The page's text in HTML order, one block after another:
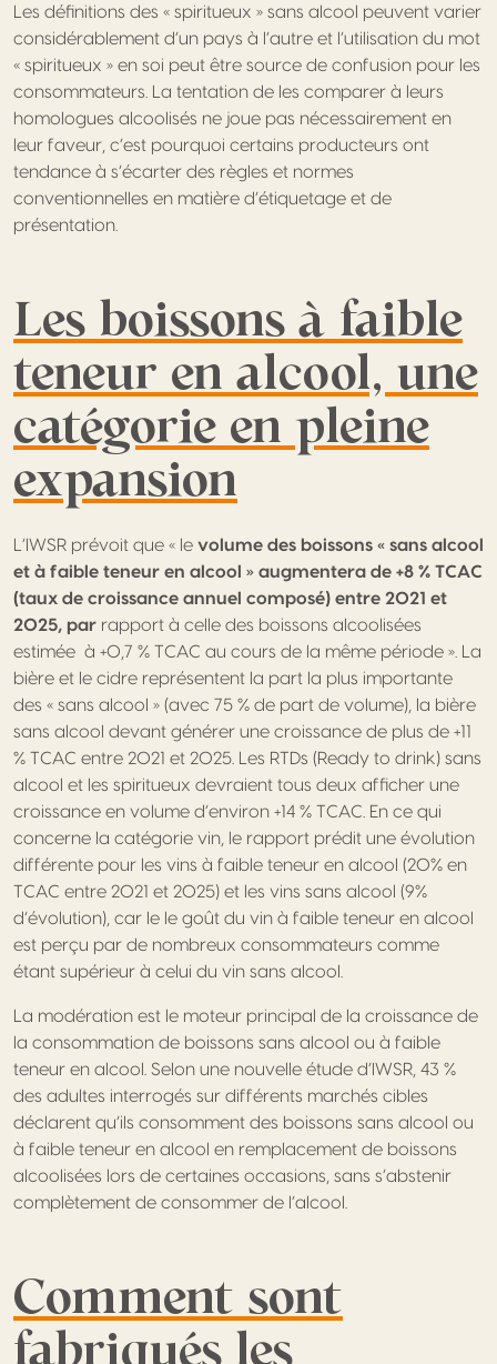
Les définitions des « spiritueux » sans alcool peuvent varier
considérablement d’un pays à l’autre et l’utilisation du mot
« spiritueux » en soi peut être source de confusion pour les
consommateurs. La tentation de les comparer à leurs
homologues alcoolisés ne joue pas nécessairement en
leur faveur, c’est pourquoi certains producteurs ont
tendance à s’écarter des règles et normes
conventionnelles en matière d’étiquetage et de
présentation.
Les boissons à faible
teneur en alcool, une
catégorie en pleine
expansion
L’IWSR prévoit que « le volume des boissons « sans alcool
et à faible teneur en alcool » augmentera de +8 % TCAC
(taux de croissance annuel composé) entre 2021 et
2025, par rapport à celle des boissons alcoolisées
estimée à +0,7 % TCAC au cours de la même période ». La
bière et le cidre représentent la part la plus importante
des « sans alcool » (avec 75 % de part de volume), la bière
sans alcool devant générer une croissance de plus de +11
% TCAC entre 2021 et 2025. Les RTDs (Ready to drink) sans
alcool et les spiritueux devraient tous deux afficher une
croissance en volume d’environ +14 % TCAC. En ce qui
concerne la catégorie vin, le rapport prédit une évolution
différente pour les vins à faible teneur en alcool (20% en
TCAC entre 2021 et 2025) et les vins sans alcool (9%
d’évolution), car le le goût du vin à faible teneur en alcool
est perçu par de nombreux consommateurs comme
étant supérieur à celui du vin sans alcool.
La modération est le moteur principal de la croissance de
la consommation de boissons sans alcool ou à faible
teneur en alcool. Selon une nouvelle étude d’IWSR, 43 %
des adultes interrogés sur différents marchés cibles
déclarent qu’ils consomment des boissons sans alcool ou
à faible teneur en alcool en remplacement de boissons
alcoolisées lors de certaines occasions, sans s’abstenir
complètement de consommer de l’alcool.
Comment sont
fabriqués les